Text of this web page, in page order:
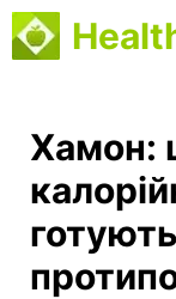
Перейти
до
Хамон: